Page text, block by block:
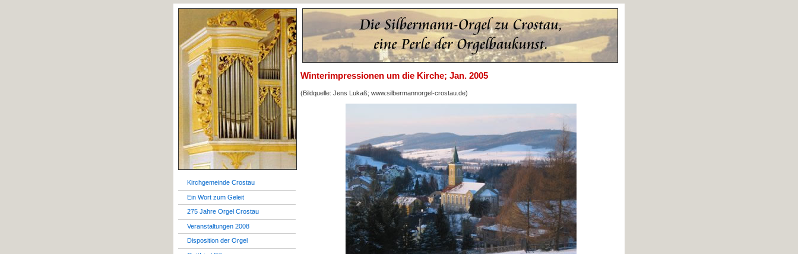
Kirchgemeinde Crostau
Ein Wort zum Geleit
275 Jahre Orgel Crostau
Veranstaltungen 2008
Disposition der Orgel
Winterimpressionen um die Kirche; Jan. 2005
(Bildquelle: Jens Lukaß; www.silbermannorgel-crostau.de)